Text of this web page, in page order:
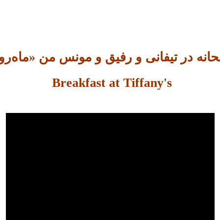
در تیفانی و رفیق و مونس من
Breakfast at Tiffany's